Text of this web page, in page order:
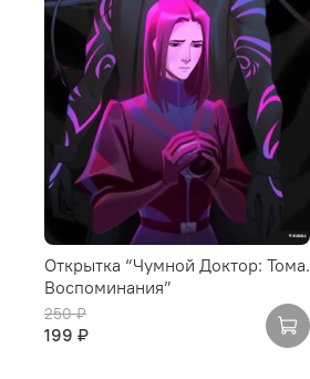
Открытка “Чумной Доктор: Тома.
Воспоминания”
250 ₽
199 ₽